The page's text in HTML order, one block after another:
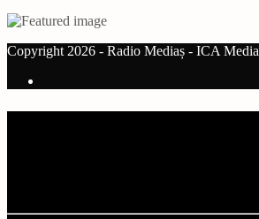
Copyright 2026 - Radio Mediaș - ICA Media